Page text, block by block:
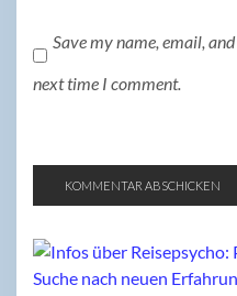
Save my name, email,
next time I comment.